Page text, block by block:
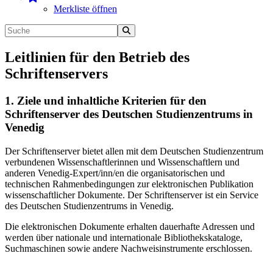
Merkliste öffnen
Leitlinien für den Betrieb des
Schriftenservers
1. Ziele und inhaltliche Kriterien für den
Schriftenserver des Deutschen Studienzentrums in
Venedig
Der Schriftenserver bietet allen mit dem Deutschen Studienzentrum
verbundenen Wissenschaftlerinnen und Wissenschaftlern und
anderen Venedig-Expert/inn/en die organisatorischen und
technischen Rahmenbedingungen zur elektronischen Publikation
wissenschaftlicher Dokumente. Der Schriftenserver ist ein Service
des Deutschen Studienzentrums in Venedig.
Die elektronischen Dokumente erhalten dauerhafte Adressen und
werden über nationale und internationale Bibliothekskataloge,
Suchmaschinen sowie andere Nachweisinstrumente erschlossen.